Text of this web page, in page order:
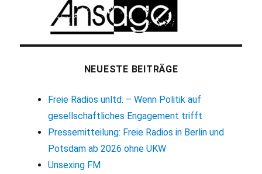
NEUESTE BEITRÄGE
Freie Radios unltd. – Wenn Politik auf
gesellschaftliches Engagement trifft
Pressemitteilung: Freie Radios in Berlin und
Potsdam ab 2026 ohne UKW
Unsexing FM